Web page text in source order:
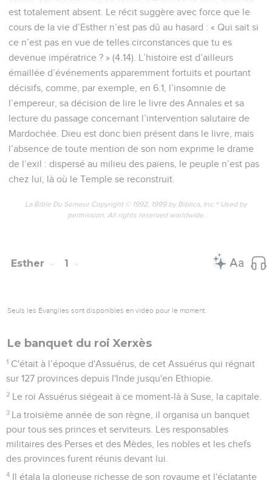
est totalement absent. Le récit suggère avec force que le
cours de la vie d’Esther n’est pas dû au hasard : « Qui sait si
ce n’est pas en vue de telles circonstances que tu es
devenue impératrice ? » (4.14). L’histoire est d’ailleurs
émaillée d’événements apparemment fortuits et pourtant
décisifs, comme, par exemple, en 6.1, l’insomnie de
l’empereur, sa décision de lire le livre des Annales et sa
lecture du passage concernant l’intervention salutaire de
Mardochée. Dieu est donc bien présent dans le livre, mais
l’absence de toute mention de son nom exprime le drame
de l’exil : dispersé au milieu des païens, le peuple n’est pas
chez lui, là où le Temple se reconstruit.
La Bible Du Semeur Copyright © 1992, 1999 by Biblica, Inc.® Used by
permission. All rights reserved worldwide.
Esther 1
Seuls les Évangiles sont disponibles en vidéo pour le moment.
Le banquet du roi Xerxès
1 C'était à l’époque d'Assuérus, de cet Assuérus qui régnait
sur 127 provinces depuis l'Inde jusqu'en Ethiopie.
2 Le roi Assuérus siégeait à ce moment-là à Suse, la capitale.
3 La troisième année de son règne, il organisa un banquet
pour tous ses princes et serviteurs. Les responsables
militaires des Perses et des Mèdes, les nobles et les chefs
des provinces furent réunis devant lui.
4 Il étala la glorieuse richesse de son royaume et l'éclatante